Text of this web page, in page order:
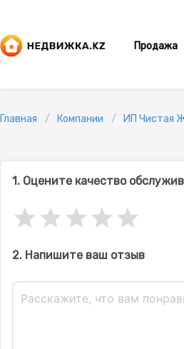
Продажа
Главная Компании ИП Чистая
1. Оцените качество
2. Напишите ваш отзыв